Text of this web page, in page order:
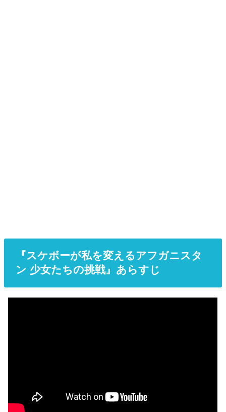
『スケボーが私を変えるアフガニスタ
ン 少女たちの挑戦』あらすじ